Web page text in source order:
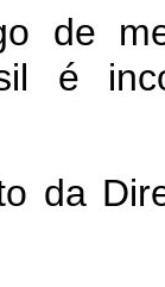
de
é
da